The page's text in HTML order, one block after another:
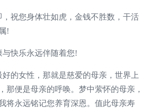
，祝您身体壮如虎，金钱不胜数，干活
!
与快乐永远伴随着您!
好的女性，那就是慈爱的母亲，世界上
那便是母亲的呼唤。梦中萦怀的母亲，
将永远铭记您养育深恩。值此母亲寿